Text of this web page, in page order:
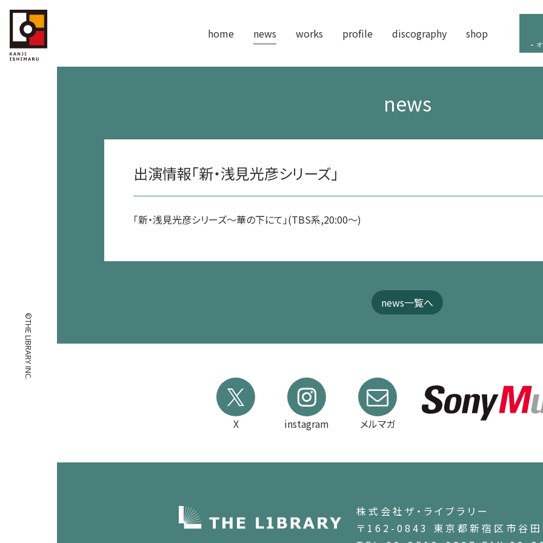
home news works profile discography shop
news
出演情報「新・浅見光彦シリーズ」
「新・浅見光彦シリーズ～華の下にて」(TBS系,20:00～)
news一覧へ
X instagram メルマガ
株式会社ザ・ライブラリー
〒162-0843 東京都新宿区市谷
©THE LIBRARY INC.